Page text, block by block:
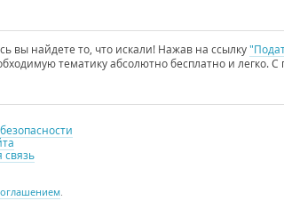
вы найдете то, что искали! Нажав на ссылку
тематику абсолютно бесплатно и легко.
связь
.